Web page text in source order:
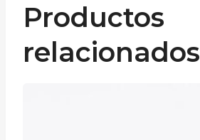
Productos
relacionados